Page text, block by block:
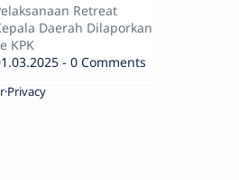
Retreat
Daerah Dilaporkan
KPK
- 0 Comments
Privacy